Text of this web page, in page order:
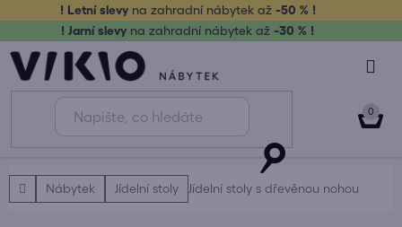
obsah
! Letní slevy na zahradní nábytek až-50 % !
! Jarní slevy na zahradní nábytek až -30 % !
DomůNábytek Jídelní stoly Jídelní stoly s dřevěnou nohou